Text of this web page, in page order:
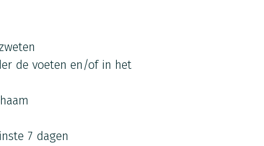
de voeten en/of in het
7 dagen